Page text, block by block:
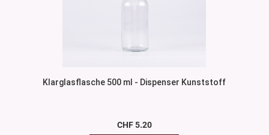
Klarglasflasche 500 ml - Dispenser Kunststoff
CHF 5.20